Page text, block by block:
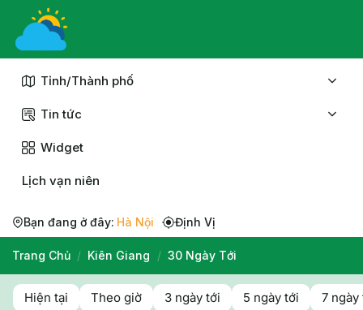
Chuyển
nội
Tỉnh/Thành phố
Tin tức
Widget
Lịch vạn niên
Bạn đang ở đây: Hà Nội Định Vị
Trang Chủ / Kiên Giang / 30 Ngày Tới
Hiện tại Theo giờ 3 ngày tới 5 ngày tới 7 ngày